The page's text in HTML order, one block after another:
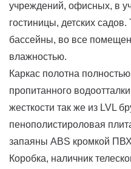
учреждений, офисных, в
гостиницы, детских
бассейны, во все
влажностью.
Каркас полотна
пропитанного
жесткости так же из LVL
пенополистироловая
запаяны ABS кромкой
Коробка, наличник